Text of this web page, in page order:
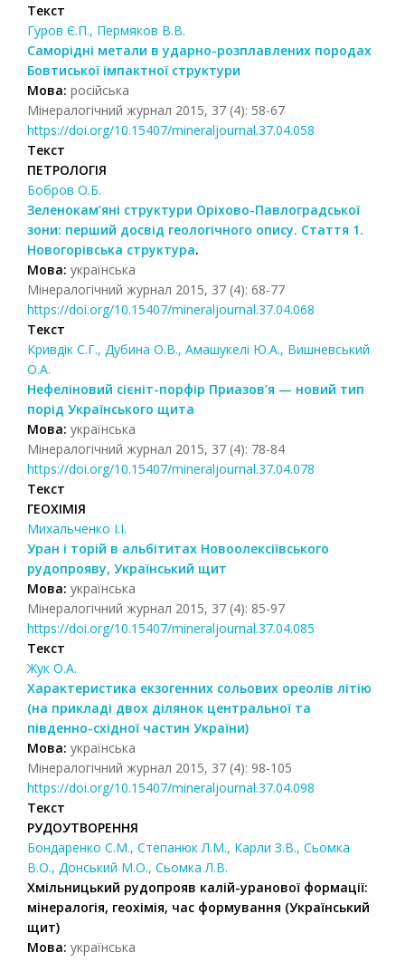
Текст
Гуров Є.П., Пермяков В.В.
Саморідні метали в ударно-розплавлених породах
Бовтиської імпактної структури
Мова: російська
Мінералогічний журнал 2015, 37 (4): 58-67
https://doi.org/10.15407/mineraljournal.37.04.058
Текст
ПЕТРОЛОГІЯ
Бобров О.Б.
Зеленокам’яні структури Оріхово-Павлоградської
зони: перший досвід геологічного опису. Cтаття 1.
Новогорівська структура.
Мова: українська
Мінералогічний журнал 2015, 37 (4): 68-77
https://doi.org/10.15407/mineraljournal.37.04.068
Текст
Кривдік С.Г., Дубина О.В., Амашукелі Ю.А., Вишневський
О.А.
Нефеліновий сієніт-порфір Приазов’я — новий тип
порід Українського щита
Мова: українська
Мінералогічний журнал 2015, 37 (4): 78-84
https://doi.org/10.15407/mineraljournal.37.04.078
Текст
ГЕОХІМІЯ
Михальченко І.І.
Уран і торій в альбітитах Новоолексіївського
рудопрояву, Український щит
Мова: українська
Мінералогічний журнал 2015, 37 (4): 85-97
https://doi.org/10.15407/mineraljournal.37.04.085
Текст
Жук О.А.
Характеристика екзогенних сольових ореолів літію
(на прикладі двох ділянок центральної та
південно-східної частин України)
Мова: українська
Мінералогічний журнал 2015, 37 (4): 98-105
https://doi.org/10.15407/mineraljournal.37.04.098
Текст
РУДОУТВОРЕННЯ
Бондаренко С.М., Степанюк Л.М., Карли З.В., Сьомка
В.О., Донський М.О., Сьомка Л.В.
Хмільницький рудопрояв калій-уранової формації:
мінералогія, геохімія, час формування (Український
щит)
Мова: українська